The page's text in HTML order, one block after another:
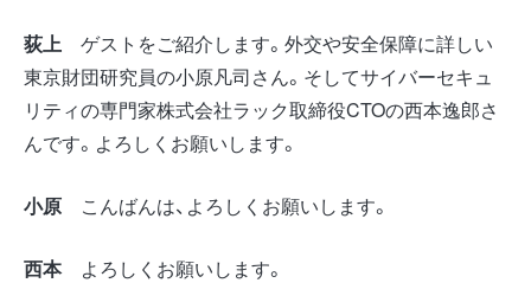
荻上 ゲストをご紹介します。外交や安全保障に詳しい
東京財団研究員の小原凡司さん。そしてサイバーセキュ
リティの専門家株式会社ラック取締役CTOの西本逸郎さ
んです。よろしくお願いします。
小原 こんばんは、よろしくお願いします。
西本よろしくお願いします。